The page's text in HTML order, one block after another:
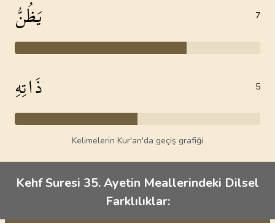
يَظُنُّ 7
ذَاتِهِ 5
Kelimelerin Kur'an'da geçiş grafiği
Kehf Suresi 35. Ayetin Meallerindeki Dilsel
Farklılıklar: